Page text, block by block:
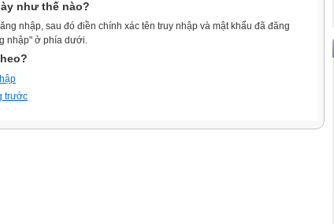
như thế nào?
nhập, sau đó điền chính xác tên truy nhập và mật khẩu đã đăng
nhập" ở phía dưới.
trước